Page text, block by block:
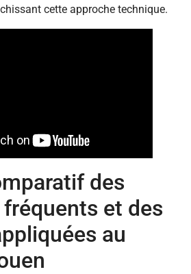
cette approche technique.
des
et des
au